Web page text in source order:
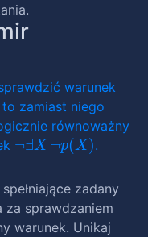
warunek
to zamiast niego
równoważny
¬∃X¬ p(X) .
zadany
za sprawdzaniem
warunek. Unikaj